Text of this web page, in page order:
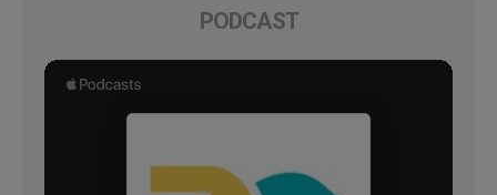
PODCAST